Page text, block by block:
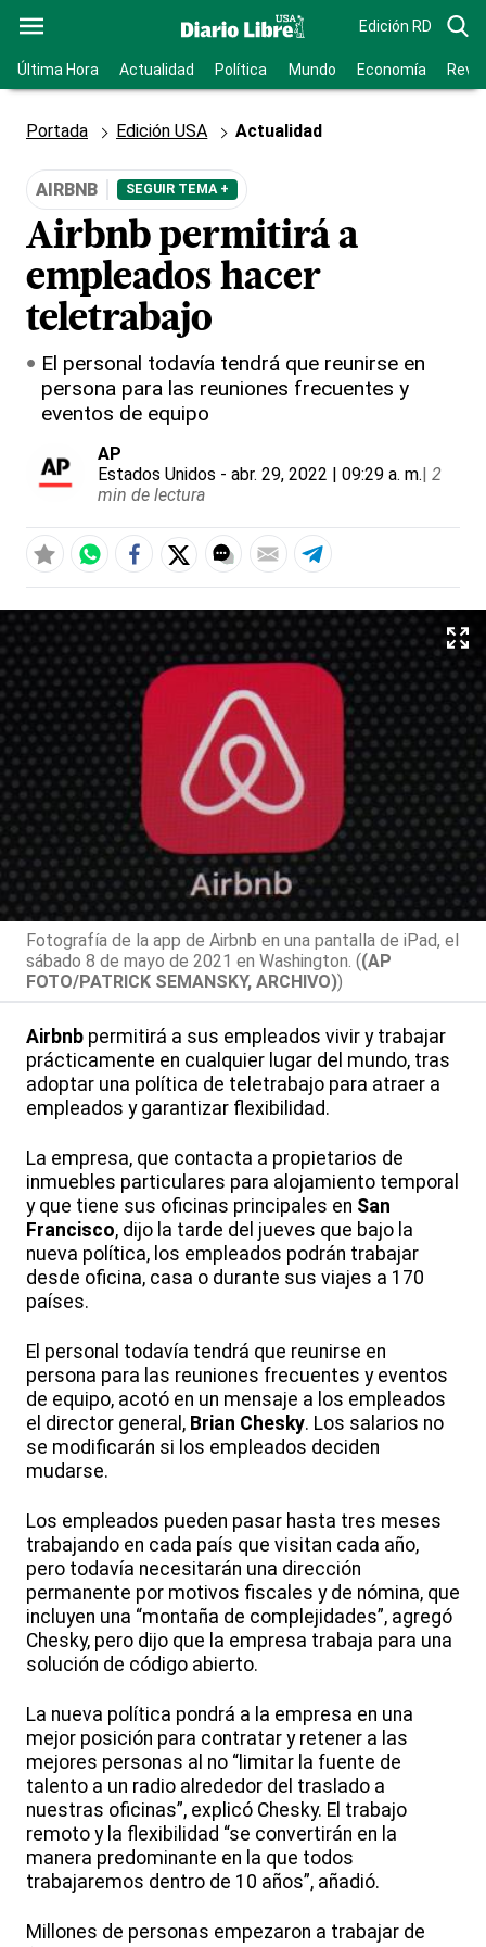
Edición RD
Última Hora Actualidad Política Mundo Economía
Portada Edición USA Actualidad
AIRBNB SEGUIR TEMA +
Airbnb permitirá a
empleados hacer
teletrabajo
El personal todavía tendrá que reunirse en
persona para las reuniones frecuentes y
eventos de equipo
AP
Estados Unidos - abr. 29, 2022 | 09:29 a. m.| 2
min de lectura
Fotografía de la app de Airbnb en una pantalla de iPad, el
sábado 8 de mayo de 2021 en Washington. ((AP
FOTO/PATRICK SEMANSKY, ARCHIVO))
Airbnb permitirá a sus empleados vivir y trabajar
prácticamente en cualquier lugar del mundo, tras
adoptar una política de teletrabajo para atraer a
empleados y garantizar flexibilidad.
La empresa, que contacta a propietarios de
inmuebles particulares para alojamiento temporal
y que tiene sus oficinas principales en San
Francisco, dijo la tarde del jueves que bajo la
nueva política, los empleados podrán trabajar
desde oficina, casa o durante sus viajes a 170
países.
El personal todavía tendrá que reunirse en
persona para las reuniones frecuentes y eventos
de equipo, acotó en un mensaje a los empleados
el director general, Brian Chesky. Los salarios no
se modificarán si los empleados deciden
mudarse.
Los empleados pueden pasar hasta tres meses
trabajando en cada país que visitan cada año,
pero todavía necesitarán una dirección
permanente por motivos fiscales y de nómina, que
incluyen una “montaña de complejidades”, agregó
Chesky, pero dijo que la empresa trabaja para una
solución de código abierto.
La nueva política pondrá a la empresa en una
mejor posición para contratar y retener a las
mejores personas al no “limitar la fuente de
talento a un radio alrededor del traslado a
nuestras oficinas”, explicó Chesky. El trabajo
remoto y la flexibilidad “se convertirán en la
manera predominante en la que todos
trabajaremos dentro de 10 años”, añadió.
Millones de personas empezaron a trabajar de